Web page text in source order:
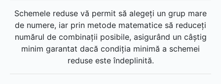
Schemele reduse vă permit să alegeți un grup mare
de numere, iar prin metode matematice să reduceți
numărul de combinații posibile, asigurând un câștig
minim garantat dacă condiția minimă a schemei
reduse este îndeplinită.